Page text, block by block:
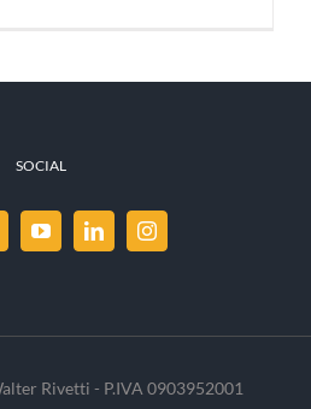
SOCIAL
Rivetti - P.IVA 0903952001